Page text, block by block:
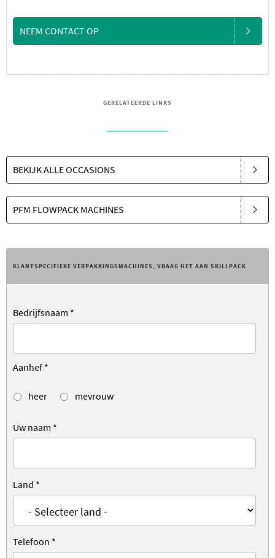
NEEM CONTACT OP
GERELATEERDE LINKS
BEKIJK ALLE OCCASIONS
PFM FLOWPACK MACHINES
KLANTSPECIFIEKE VERPAKKINGSMACHINES, VRAAG HET AAN SKILLPACK
Bedrijfsnaam *
Aanhef *
heer mevrouw
Uw naam *
Land *
Telefoon *